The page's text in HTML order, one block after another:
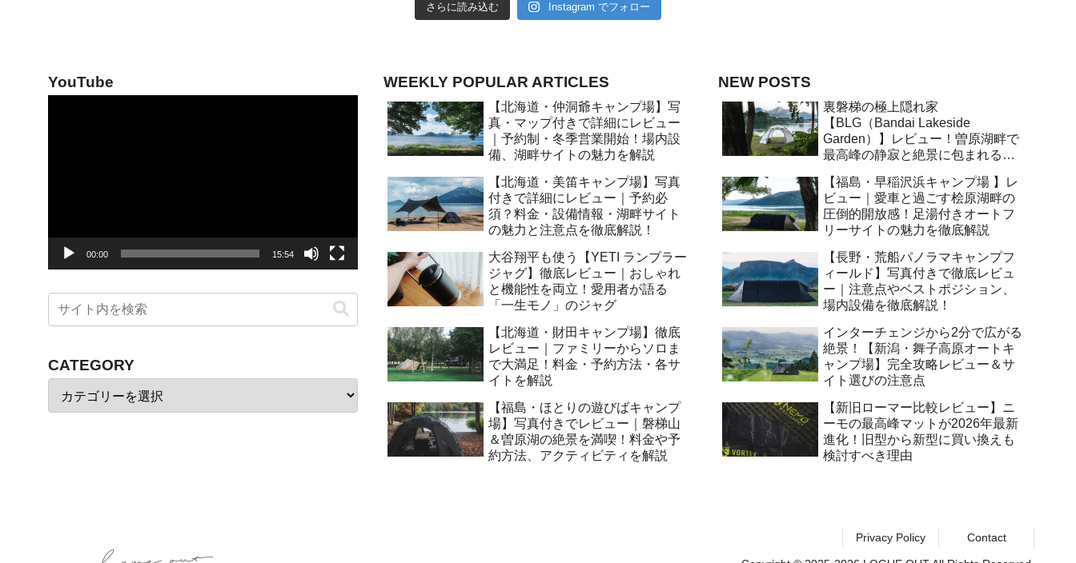
さらに読み込む Instagram でフォロー
YouTube
ー
00:00 15:54
CATEGORY
WEEKLY POPULAR ARTICLES
【北海道・仲洞爺キャンプ場】写
真・マップ付きで詳細にレビュー
｜予約制・冬季営業開始！場内設
備、湖畔サイトの魅力を解説
【北海道・美笛キャンプ場】写真
付きで詳細にレビュー｜予約必
須？料金・設備情報・湖畔サイト
の魅力と注意点を徹底解説！
大谷翔平も使う【YETI ランブラー
ジャグ】徹底レビュー｜おしゃれ
と機能性を両立！愛用者が語る
「一生モノ」のジャグ
【北海道・財田キャンプ場】徹底
レビュー｜ファミリーからソロま
で大満足！料金・予約方法・各サ
イトを解説
【福島・ほとりの遊びばキャンプ
場】写真付きでレビュー｜磐梯山
＆曽原湖の絶景を満喫！料金や予
約方法、アクティビティを解説
NEW POSTS
裏磐梯の極上隠れ家
【BLG（Bandai Lakeside
Garden）】レビュー！曽原湖畔で
最高峰の静寂と絶景に包まれる大
【福島・早稲沢浜キャンプ場 】レ
ビュー｜愛車と過ごす桧原湖畔の
圧倒的開放感！足湯付きオートフ
リーサイトの魅力を徹底解説
【長野・荒船パノラマキャンプフ
ィールド】写真付きで徹底レビュ
ー｜注意点やベストポジション、
場内設備を徹底解説！
インターチェンジから2分で広がる
絶景！【新潟・舞子高原オートキ
ャンプ場】完全攻略レビュー＆サ
イト選びの注意点
【新旧ローマー比較レビュー】ニ
ーモの最高峰マットが2026年最新
進化！旧型から新型に買い換えも
検討すべき理由
Privacy Policy Contact